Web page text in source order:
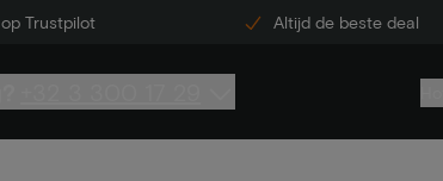
op Trustpilot Altijd de beste deal